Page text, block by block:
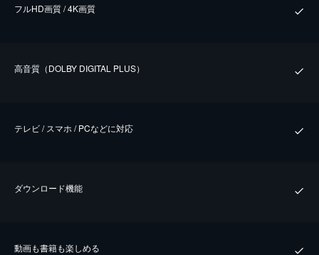
フルHD画質 / 4K画質
⾼⾳質（DOLBY DIGITAL PLUS）
テレビ / スマホ / PCなどに対応
ダウンロード機能
動画も書籍も楽しめる